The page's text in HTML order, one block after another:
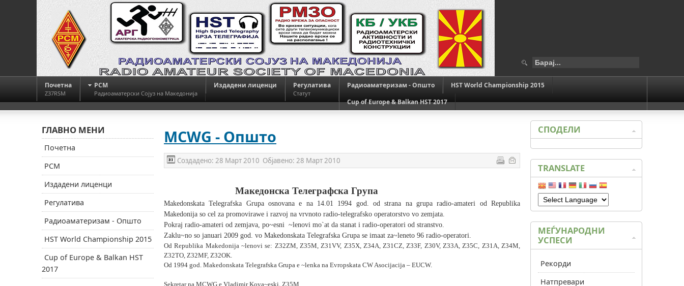
Почетна
Z37RSM
РСМ
Радиоаматерски Сојуз на Македонија
Издадени лиценци Регулатива
Статут
Радиоаматеризам - Општо
HST World Championship 2015
Cup of Europe & Balkan HST 2017
MCWG - Општо
Создадено: 28 Март 2010 Објавено: 28 Март 2010
Македонска Телеграфска Група
Makedonskata Telegrafska Grupa osnovana e na 14.01 1994 god. od strana na grupa radio-amateri od Republika
Makedonija so cel za promovirawe i razvoj na vrvnoto radio-telegrafsko operatorstvo vo zemjata.
Pokraj radio-amateri od zemjava, po~esni ~lenovi mo`at da stanat i radio-operatori od stranstvo.
Zaklu~no so januari 2009 god. vo Makedonskata Telegrafska Grupa se imaat za~leneto 96 radio-operatori.
Od Republika Makedonija ~lenovi se: Z32ZM, Z35M, Z31VV, Z35X, Z34A, Z31CZ, Z33F, Z30V, Z33A, Z35C, Z31A, Z34M,
Z32TO, Z32MF, Z32OK.
Od 1994 god. Makedonskata Telegrafska Grupa e ~lenka na Evropskata CWAsocijacija – EUCW.
Sekretar na MCWG e Vladimir Kova~eski, Z35M
ГЛАВНО МЕНИ
Почетна
РСМ
Издадени лиценци
Регулатива
Радиоаматеризам - Општо
HST World Championship 2015
Cup of Europe & Balkan HST
2017
СПОДЕЛИ
TRANSLATE
МЕЃУНАРОДНИ
УСПЕСИ
Рекорди
Натпревари